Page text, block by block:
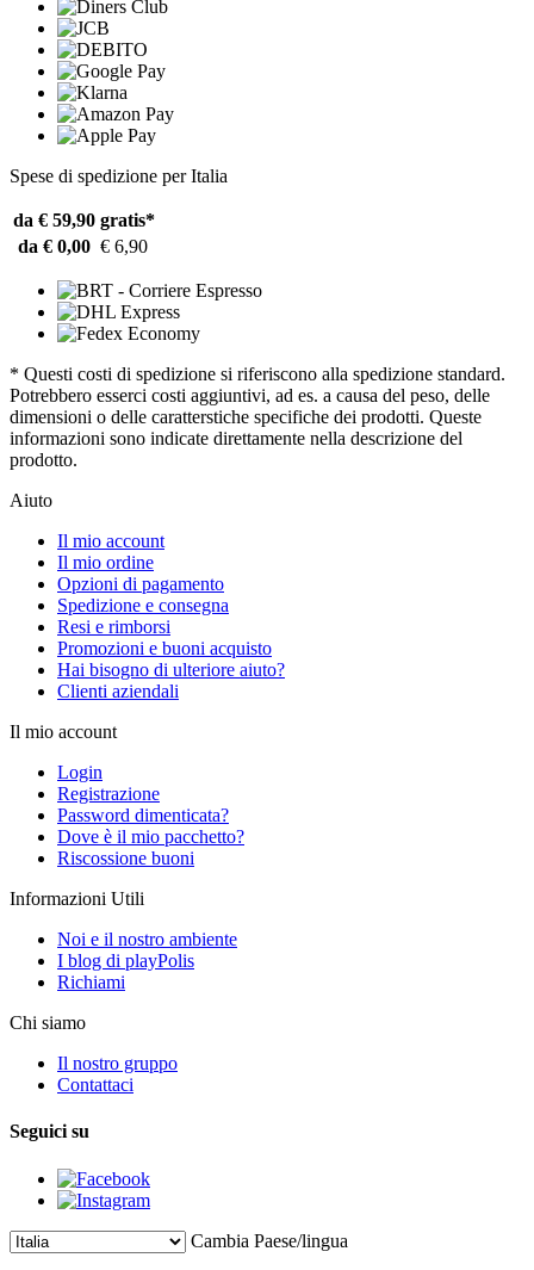
Spese di spedizione per Italia
da € 59,90 gratis*
da € 0,00 € 6,90
* Questi costi di spedizione si riferiscono alla spedizione standard.
Potrebbero esserci costi aggiuntivi, ad es. a causa del peso, delle
dimensioni o delle caratterstiche specifiche dei prodotti. Queste
informazioni sono indicate direttamente nella descrizione del
prodotto.
Aiuto
Il mio account
Il mio ordine
Opzioni di pagamento
Spedizione e consegna
Resi e rimborsi
Promozioni e buoni acquisto
Hai bisogno di ulteriore aiuto?
Clienti aziendali
Il mio account
Login
Registrazione
Password dimenticata?
Dove è il mio pacchetto?
Riscossione buoni
Informazioni Utili
Noi e il nostro ambiente
I blog di playPolis
Richiami
Chi siamo
Il nostro gruppo
Contattaci
Seguici su
Cambia Paese/lingua